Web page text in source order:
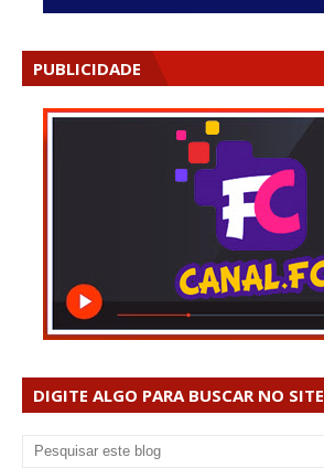
PUBLICIDADE
DIGITE ALGO PARA BUSCAR NO SITE